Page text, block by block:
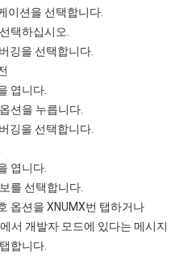
이션을 선택합니다.
택하십시오.
깅을 선택합니다.
엽니다.
션을 누릅니다.
깅을 선택합니다.
엽니다.
를 선택합니다.
옵션을 XNUMX번 탭하거나
서 개발자 모드에 있다는 메시지
합니다.